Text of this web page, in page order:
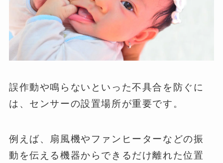
誤作動や鳴らないといった不具合を防ぐに
は、センサーの設置場所が重要です。
例えば、扇風機やファンヒーターなどの振
動を伝える機器からできるだけ離れた位置